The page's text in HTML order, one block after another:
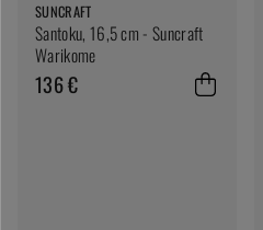
SUNCRAFT
Santoku, 16,5 cm - Suncraft
Warikome
136 €